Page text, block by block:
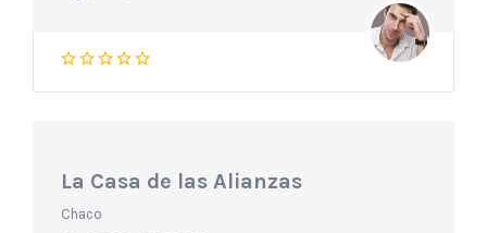
La Casa de las Alianzas
Chaco